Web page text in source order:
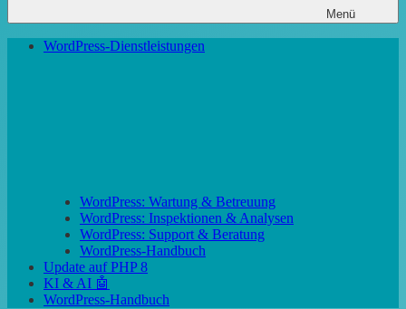
Menü
WordPress-Dienstleistungen
WordPress: Wartung & Betreuung
WordPress: Inspektionen & Analysen
WordPress: Support & Beratung
WordPress-Handbuch
Update auf PHP 8
KI & AI 🤖
WordPress-Handbuch